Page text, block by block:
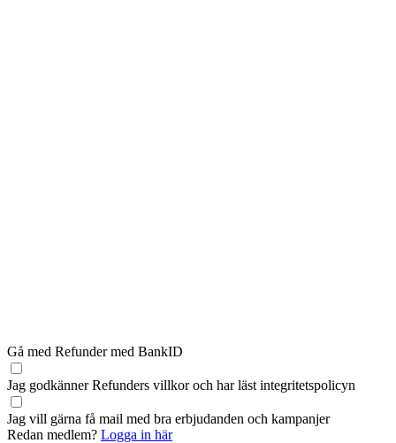
Gå med Refunder med BankID
Jag godkänner Refunders villkoroch har läst integritetspolicyn
Jag vill gärna få mail med bra erbjudanden och kampanjer
Redan medlem? Logga in här